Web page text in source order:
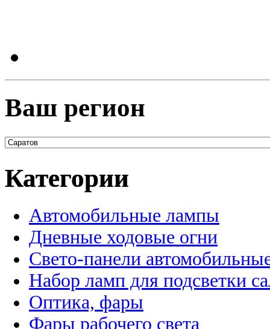
Ваш регион
Категории
Автомобильные лампы
Дневные ходовые огни
Свето-панели
Набор ламп для подсветки
Оптика, фары
Фары рабочего света